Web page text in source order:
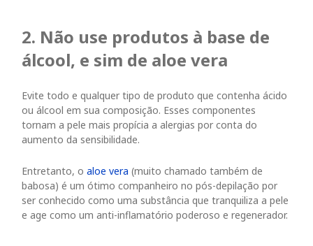
2. Não use produtos à base de
álcool, e sim de aloe vera
Evite todo e qualquer tipo de produto que contenha ácido
ou álcool em sua composição. Esses componentes
tornam a pele mais propícia a alergias por conta do
aumento da sensibilidade.
Entretanto, o aloe vera (muito chamado também de
babosa) é um ótimo companheiro no pós-depilação por
ser conhecido como uma substância que tranquiliza a pele
e age como um anti-inflamatório poderoso e regenerador.